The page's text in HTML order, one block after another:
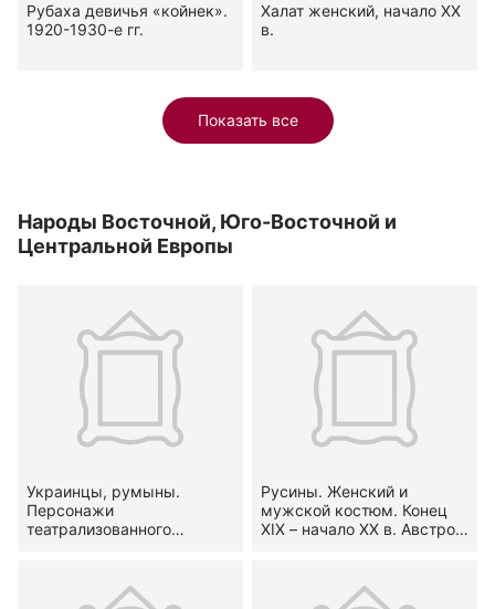
Рубаха девичья «койнек».
1920-1930-е гг.
Халат женский, начало ХХ
в.
Показать все
Народы Восточной, Юго-Восточной и
Центральной Европы
Украинцы, румыны.
Персонажи
театрализованного
«королева», «цыганка».
Вторая половина XX –
Русины. Женский и
мужской костюм. Конец
XIX – начало XX в. Австро-
Пъядики. Конец XIX –
начало XX в.